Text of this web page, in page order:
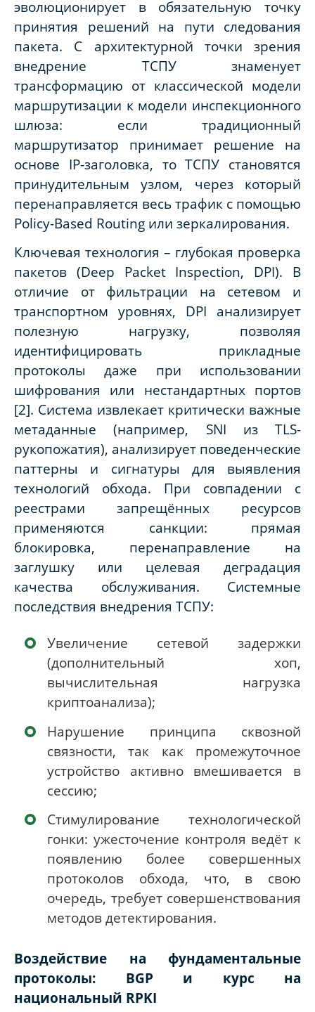
эволюционирует в обязательную точку
принятия решений на пути следования
пакета. С архитектурной точки зрения
внедрение ТСПУ знаменует
трансформацию от классической модели
маршрутизации к модели инспекционного
шлюза: если традиционный
маршрутизатор принимает решение на
основе IP-заголовка, то ТСПУ становятся
принудительным узлом, через который
перенаправляется весь трафик с помощью
Policy-Based Routing или зеркалирования.
Ключевая технология – глубокая проверка
пакетов (Deep Packet Inspection, DPI). В
отличие от фильтрации на сетевом и
транспортном уровнях, DPI анализирует
полезную нагрузку, позволяя
идентифицировать прикладные
протоколы даже при использовании
шифрования или нестандартных портов
[2]. Система извлекает критически важные
метаданные (например, SNI из TLS-
рукопожатия), анализирует поведенческие
паттерны и сигнатуры для выявления
технологий обхода. При совпадении с
реестрами запрещённых ресурсов
применяются санкции: прямая
блокировка, перенаправление на
заглушку или целевая деградация
качества обслуживания. Системные
последствия внедрения ТСПУ:
Увеличение сетевой задержки
(дополнительный хоп,
вычислительная нагрузка
криптоанализа);
Нарушение принципа сквозной
связности, так как промежуточное
устройство активно вмешивается в
сессию;
Стимулирование технологической
гонки: ужесточение контроля ведёт к
появлению более совершенных
протоколов обхода, что, в свою
очередь, требует совершенствования
методов детектирования.
Воздействие на фундаментальные
протоколы: BGP и курс на
национальный RPKI